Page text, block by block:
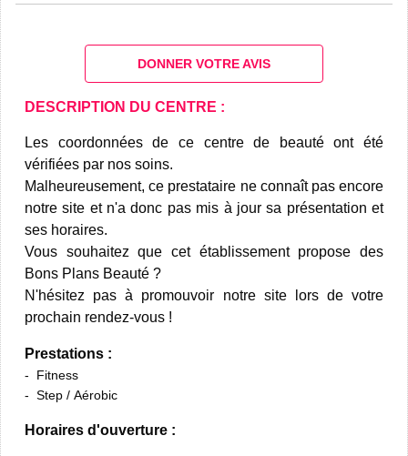
DONNER VOTRE AVIS
DESCRIPTION DU CENTRE :
Les coordonnées de ce centre de beauté ont été
vérifiées par nos soins.
Malheureusement, ce prestataire ne connaît pas encore
notre site et n'a donc pas mis à jour sa présentation et
ses horaires.
Vous souhaitez que cet établissement propose des
Bons Plans Beauté ?
N'hésitez pas à promouvoir notre site lors de votre
prochain rendez-vous !
Prestations :
Fitness
Step / Aérobic
Horaires d'ouverture :